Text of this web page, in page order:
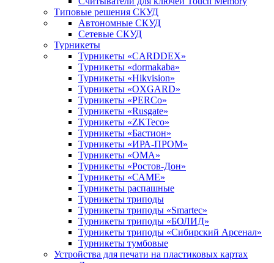
Типовые решения СКУД
Автономные СКУД
Сетевые СКУД
Турникеты
Турникеты «CARDDEX»
Турникеты «dormakaba»
Турникеты «Hikvision»
Турникеты «OXGARD»
Турникеты «PERCo»
Турникеты «Rusgate»
Турникеты «ZKTeco»
Турникеты «Бастион»
Турникеты «ИРА-ПРОМ»
Турникеты «ОМА»
Турникеты «Ростов-Дон»
Турникеты «САМЕ»
Турникеты распашные
Турникеты триподы
Турникеты триподы «Smartec»
Турникеты триподы «БОЛИД»
Турникеты триподы «Сибирский Арсенал»
Турникеты тумбовые
Устройства для печати на пластиковых картах